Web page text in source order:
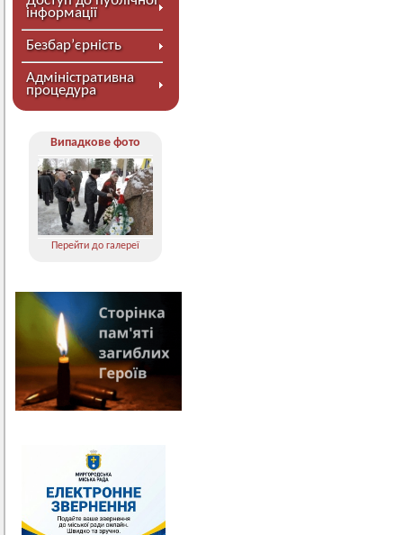
інформації
Безбар’єрність
Адміністративна
процедура
Випадкове фото
Перейти до галереї